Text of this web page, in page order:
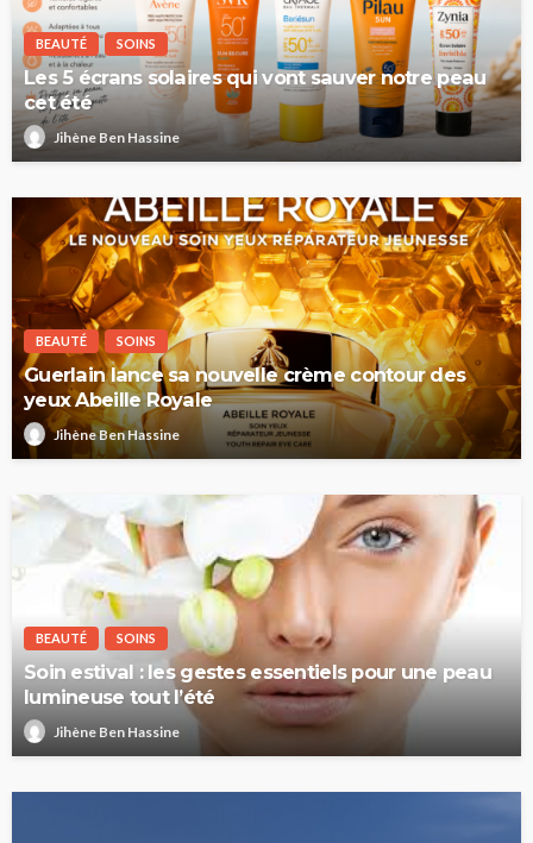
BEAUTÉ SOINS
Les 5 écrans solaires qui vont sauver notre peau
cet été
Jihène Ben Hassine
BEAUTÉ SOINS
Guerlain lance sa nouvelle crème contour des
yeux Abeille Royale
Jihène Ben Hassine
BEAUTÉ SOINS
Soin estival : les gestes essentiels pour une peau
lumineuse tout l’été
Jihène Ben Hassine